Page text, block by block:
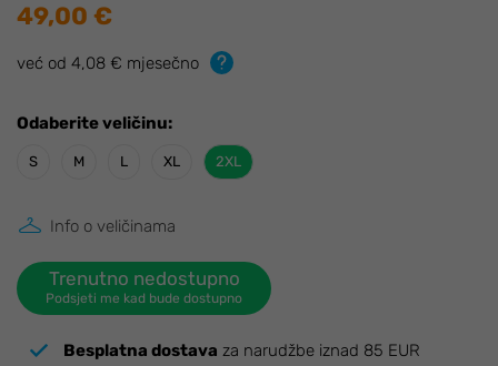
49,00 €
već od 4,08 € mjesečno
Odaberite veličinu:
S M L XL 2XL
Info o veličinama
Trenutno nedostupno
Podsjeti me kad bude dostupno
Besplatna dostava za narudžbe iznad 85 EUR